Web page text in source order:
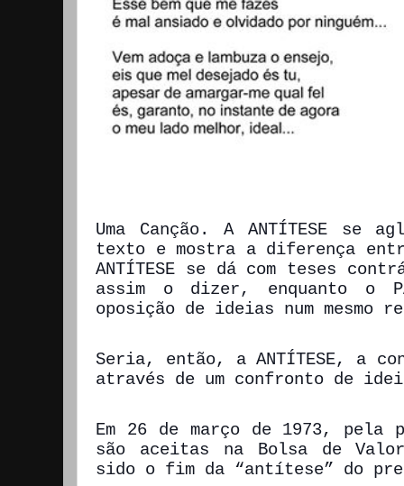
Uma Canção. A ANTÍTESEse
texto e mostra a diferença
ANTÍTESE se dá com teses
assim o dizer, enquanto o
oposição de ideias num mesmo
Seria, então, a ANTÍTESE, a
através de um confronto de
Em 26 de março de 1973, pela
são aceitas na Bolsa de
sido o fim da “antítese” do